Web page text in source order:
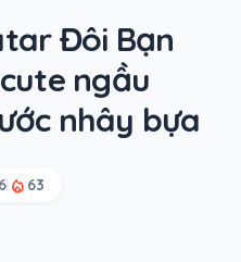
Đôi Bạn
ngầu
nhây bựa
local_fire_department 63